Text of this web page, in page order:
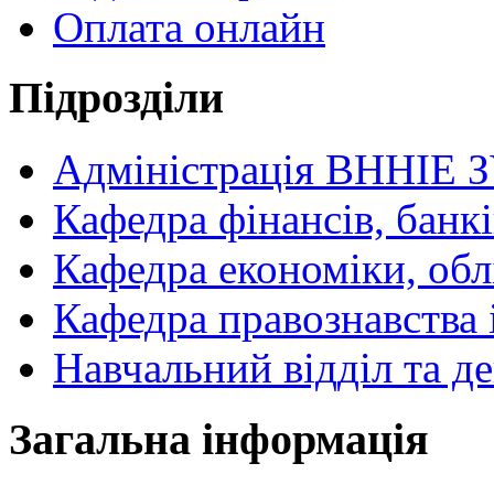
Оплата онлайн
Підрозділи
Адміністрація ВННІЕ
Кафедра фінансів,
Кафедра економіки,
Кафедра
Навчальний відділ та
Загальна інформація